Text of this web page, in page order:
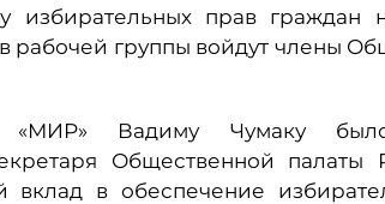
избирательных прав граждан
рабочей группы войдут члены
«МИР» Вадиму Чумаку
Общественной палаты
в обеспечение